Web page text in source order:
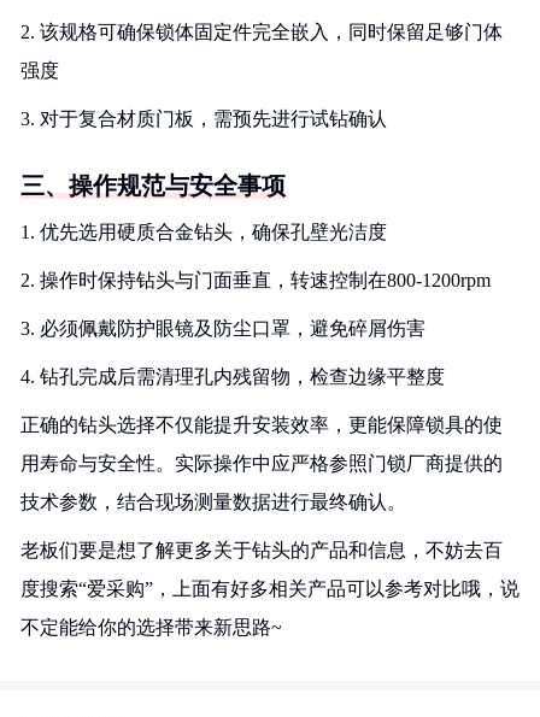
2. 该规格可确保锁体固定件完全嵌入，同时保留足够门体
强度
3. 对于复合材质门板，需预先进行试钻确认
三、操作规范与安全事项
1. 优先选用硬质合金钻头，确保孔壁光洁度
2. 操作时保持钻头与门面垂直，转速控制在800-1200rpm
3. 必须佩戴防护眼镜及防尘口罩，避免碎屑伤害
4. 钻孔完成后需清理孔内残留物，检查边缘平整度
正确的钻头选择不仅能提升安装效率，更能保障锁具的使
用寿命与安全性。实际操作中应严格参照门锁厂商提供的
技术参数，结合现场测量数据进行最终确认。
老板们要是想了解更多关于钻头的产品和信息，不妨去百
度搜索“爱采购”，上面有好多相关产品可以参考对比哦，说
不定能给你的选择带来新思路~